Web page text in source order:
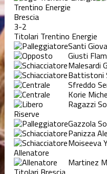
Trentino Energie
Brescia
3-2
Titolari Trentino Energie
Santi
Giusti
Malesardi
Battistoni
Sfreddo
Korie
Ragazzi
Riserve
Gazzola
Panizza
Moiseeva
Allenatore
Martinez